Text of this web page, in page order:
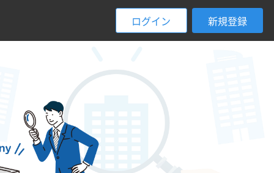
ログイン 新規登録